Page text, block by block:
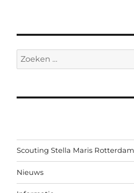
Zoeken
naar:
Scouting Stella Maris Rotterdam
Nieuws